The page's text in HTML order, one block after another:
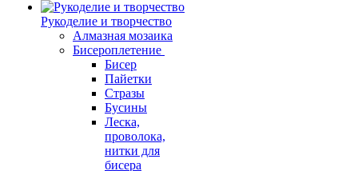
Рукоделие и творчество
Алмазная мозаика
Бисероплетение
Бисер
Пайетки
Стразы
Бусины
Леска,
проволока,
нитки для
бисера